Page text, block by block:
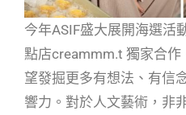
今年ASIF盛大展開海選活
點店creammm.t 獨家合
望發掘更多有想法、有信
響力。對於人文藝術，非